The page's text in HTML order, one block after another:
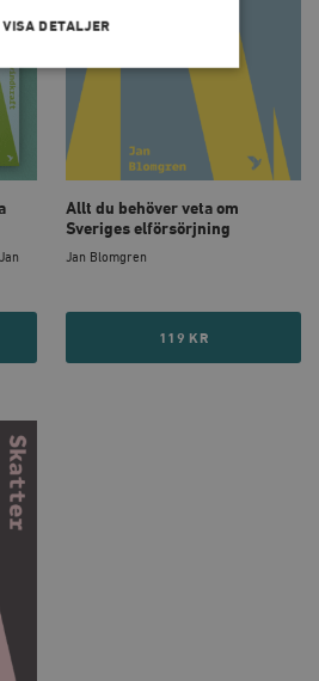
Allt du behöver veta om
Sveriges elförsörjning
Jan Blomgren
119 KR
VISA DETALJER
Funktioner
som användarinloggning
Webbplatsen kan inte användas
nödvändiga cookies.